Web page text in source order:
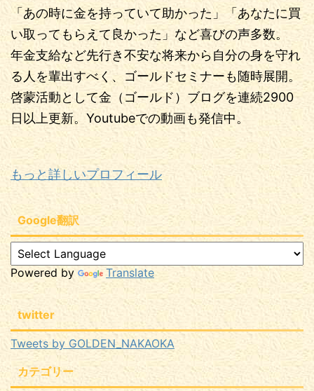
「あの時に金を持っていて助かった」「あなたに買
い取ってもらえて良かった」など喜びの声多数。
年金支給など先行き不安な将来から自分の身を守れ
る人を輩出すべく、ゴールドセミナーも随時展開。
啓蒙活動として金（ゴールド）ブログを連続2900
日以上更新。Youtubeでの動画も発信中。
もっと詳しいプロフィール
Google翻訳
Powered by Translate
twitter
Tweets by GOLDEN_NAKAOKA
カテゴリー